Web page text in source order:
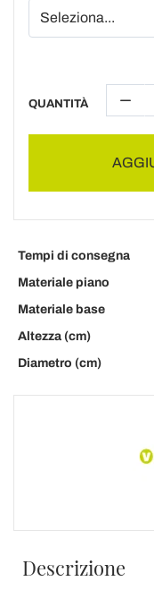
QUANTITÀ
Tempi di consegna
Materiale piano
Materiale base
Altezza (cm)
Diametro (cm)
Descrizione